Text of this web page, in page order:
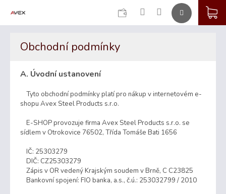
CZK
Obchodní podmínky
A. Úvodní ustanovení
Tyto obchodní podmínky platí pro nákup v internetovém e-
shopu Avex Steel Products s.r.o.
E-SHOP provozuje firma Avex Steel Products s.r.o. se
sídlem v Otrokovice 76502, Třída Tomáše Bati 1656
IČ: 25303279
DIČ: CZ25303279
Zápis v OR vedený Krajským soudem v Brně, C C23825
Bankovní spojení: FIO banka, a.s., č.ú.: 253032799 / 2010